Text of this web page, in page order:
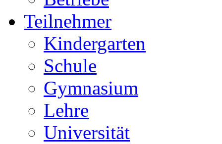
Teilnehmer
Kindergarten
Schule
Gymnasium
Lehre
Universität